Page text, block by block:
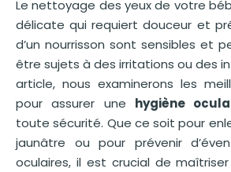
Le nettoyage des yeux de votre
délicate qui requiert douceur et
d’un nourrisson sont sensibles et
être sujets à des irritations ou des
article, nous examinerons les
pour assurer une hygiène
toute sécurité. Que ce soit pour
jaunâtre ou pour prévenir
oculaires, il est crucial de